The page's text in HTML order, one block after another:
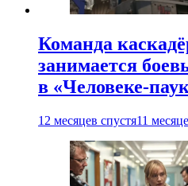
Команда
занимается
в «Человеке-
12 месяцев спустя11